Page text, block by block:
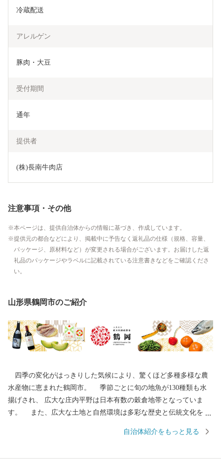
冷蔵配送
アレルゲン
豚肉・大豆
受付期間
通年
提供者
(株)長南牛肉店
注意事項・その他
本ページは、提供自治体からの情報に基づき、作成しています。
提供元の都合などにより、掲載中に予告なく返礼品の仕様（規格、容量、
パッケージ、原材料など）が変更される場合がございます。お届けした返
礼品のパッケージやラベルに記載されている注意書きなどをご確認くださ
い。
山形県鶴岡市のご紹介
四季の変化がはっきりした気候により、驚くほど多種多様な農
水産物に恵まれた鶴岡市。 季節ごとに旬の地魚が130種類も水
揚げされ、 広大な庄内平野は日本有数の穀倉地帯となっていま
す。 また、広大な土地と自然環境は多彩な歴史と伝統文化をも
市民の手によって大切に継承されています。 その特色が認めら
自治体紹介をもっと見る